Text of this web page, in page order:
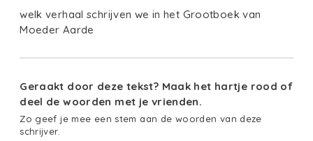
welk verhaal schrijven we in het Grootboek van
Moeder Aarde
Geraakt door deze tekst? Maak het hartje rood of
deel de woorden met je vrienden.
Zo geef je mee een stem aan de woorden van deze
schrijver.